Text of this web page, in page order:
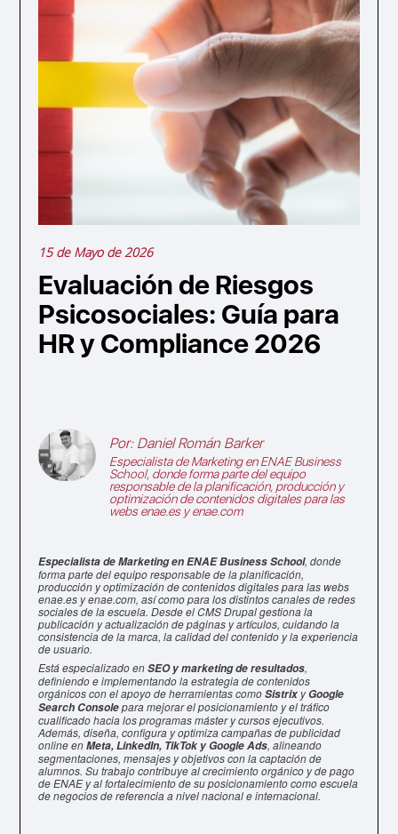
15 de Mayo de 2026
Evaluación de Riesgos
Psicosociales: Guía para
HR y Compliance 2026
Por: Daniel Román Barker
Especialista de Marketing enENAE Business
School, donde forma parte del equipo
responsable de la planificación, producción y
optimización de contenidos digitales para las
webs enae.es y enae.com
Especialista de Marketing en ENAE Business School, donde
forma parte del equipo responsable de la planificación,
producción y optimización de contenidos digitales para las webs
enae.es y enae.com, así como para los distintos canales de redes
sociales de la escuela. Desde el CMS Drupal gestiona la
publicación y actualización de páginas y artículos, cuidando la
consistencia de la marca, la calidad del contenido y la experiencia
de usuario.
Está especializado enSEO y marketing de resultados,
definiendo e implementando la estrategia de contenidos
orgánicos con el apoyo de herramientas comoSistrix yGoogle
Search Consolepara mejorar el posicionamiento y el tráfico
cualificado hacia los programas máster y cursos ejecutivos.
Además, diseña, configura y optimiza campañas de publicidad
online enMeta, LinkedIn, TikTok y Google Ads, alineando
segmentaciones, mensajes y objetivos con la captación de
alumnos. Su trabajo contribuye al crecimiento orgánico y de pago
de ENAE y al fortalecimiento de su posicionamiento como escuela
de negocios de referencia a nivel nacional e internacional.